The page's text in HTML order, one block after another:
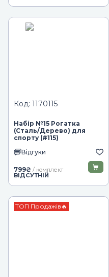
Код: 1170115
Набір №15 Рогатка
(Сталь/Дерево) для
спорту (#115)
Відгуки
799₴ / комплект
ВІДСУТНІЙ
ТОП Продажів🔥